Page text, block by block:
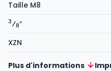
Taille M8
3⁄8″
XZN
Plus d'informations